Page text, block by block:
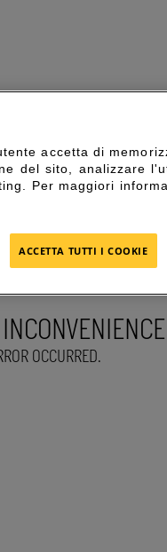
OCCURRED.
accetta di
del sito, analizzare
Per maggiori
ACCETTA TUTTI I COOKIE